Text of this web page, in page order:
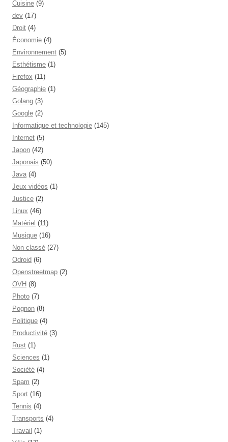
Cuisine (9)
dev (17)
Droit (4)
Économie (4)
Environnement (5)
Esthétisme (1)
Firefox (11)
Géographie (1)
Golang (3)
Google (2)
Informatique et technologie (145)
Internet (5)
Japon (42)
Japonais (50)
Java (4)
Jeux vidéos (1)
Justice (2)
Linux (46)
Matériel (11)
Musique (16)
Non classé (27)
Odroid (6)
Openstreetmap (2)
OVH (8)
Photo (7)
Pognon (8)
Politique (4)
Productivité (3)
Rust (1)
Sciences (1)
Société (4)
Spam (2)
Sport (16)
Tennis (4)
Transports (4)
Travail (1)